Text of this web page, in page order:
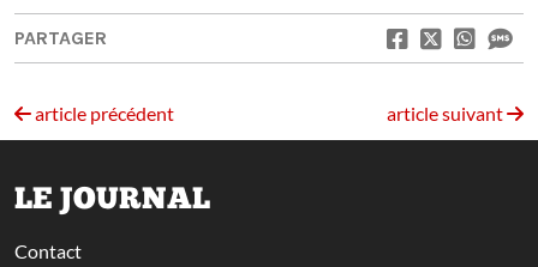
PARTAGER
article précédent article suivant
LE JOURNAL
Contact